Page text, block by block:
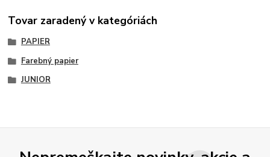
Tovar zaradený v kategóriách
PAPIER
Farebný papier
JUNIOR